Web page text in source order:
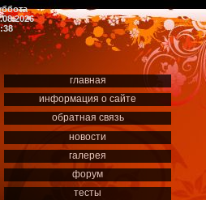
главная
информация о сайте
обратная связь
новости
галерея
форум
тесты